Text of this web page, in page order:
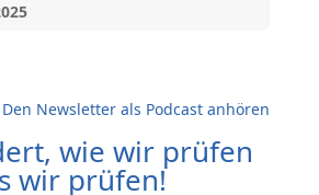
Den Newsletter als Podcast anhören
wie wir prüfen
wir prüfen!